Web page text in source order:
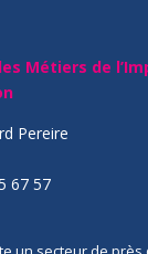
Métiers de
Pereire
67 57